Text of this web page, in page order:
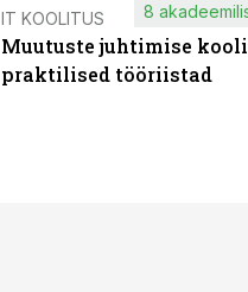
IT KOOLITUS
Muutuste juhtimise
praktilised tööriistad
8